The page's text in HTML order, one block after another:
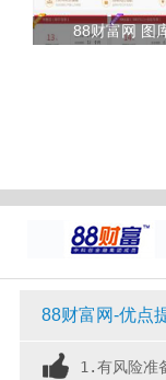
88财富网 图
88财富网-优点
1.有风险准